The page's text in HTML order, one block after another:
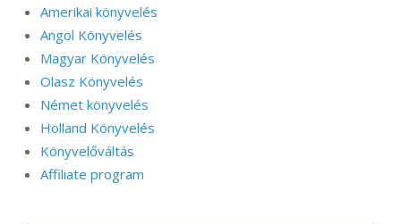
Amerikai könyvelés
Angol Könyvelés
Magyar Könyvelés
Olasz Könyvelés
Német könyvelés
Holland Könyvelés
Könyvelőváltás
Affiliate program